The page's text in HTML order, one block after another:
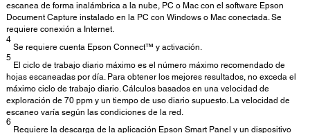
escanea de forma inalámbrica a la nube, PC o Mac con el software Epson
Document Capture instalado en la PC con Windows o Mac conectada. Se
requiere conexión a Internet.
4
Se requiere cuenta Epson Connect™ y activación.
5
El ciclo de trabajo diario máximo es el número máximo recomendado de
hojas escaneadas por día. Para obtener los mejores resultados, no exceda el
máximo ciclo de trabajo diario. Cálculos basados en una velocidad de
exploración de 70 ppm y un tiempo de uso diario supuesto. La velocidad de
escaneo varía según las condiciones de la red.
6
Requiere la descarga de la aplicación Epson Smart Panel y un dispositivo